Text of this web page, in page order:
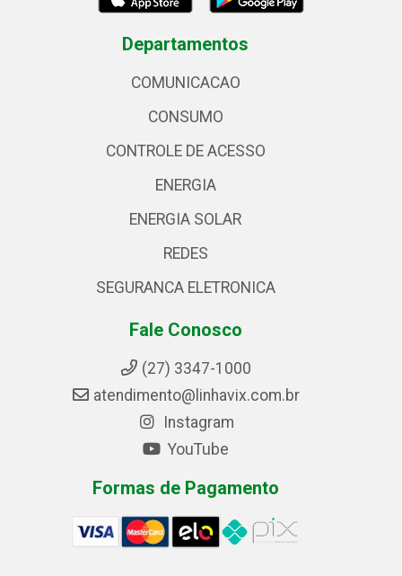
Departamentos
COMUNICACAO
CONSUMO
CONTROLE DE ACESSO
ENERGIA
ENERGIA SOLAR
REDES
SEGURANCA ELETRONICA
Fale Conosco
(27) 3347-1000
atendimento@linhavix.com.br
Instagram
YouTube
Formas de Pagamento